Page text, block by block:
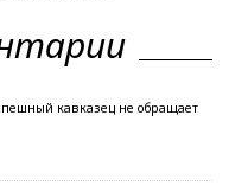
кавказец не обращает